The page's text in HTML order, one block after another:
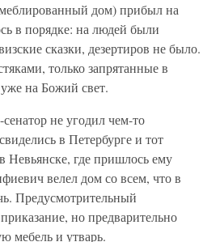
дом) прибыл на
в порядке: на людей были
сказки, дезертиров не было.
только запрятанные в
на Божий свет.
не угодил чем-то
в Петербурге и тот
Невьянске, где пришлось ему
велел дом со всем, что в
Предусмотрительный
но предварительно
мебель и утварь.